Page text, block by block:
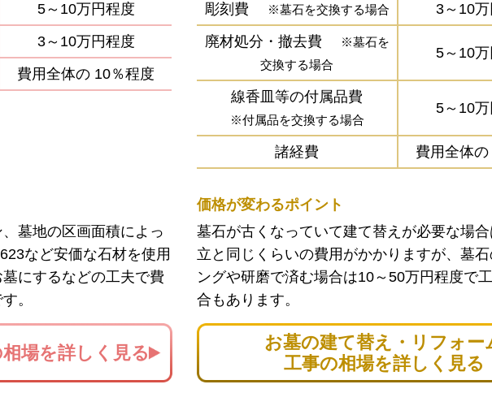
5～10万円程度
3～10万円程度
費用全体の 10％程度
墓地の区画面積によっ
など安価な石材を使用
にするなどの工夫で費
。
相場を詳しく見る
彫刻費
※墓石を交換する場合
3～10
廃材処分・撤去費
※墓石を
交換する場合
5～10
線香皿等の付属品費
※付属品を交換する場合
5～10
諸経費 費用全体の
価格が変わるポイント
墓石が古くなっていて建て替えが必要な場
立と同じくらいの費用がかかりますが、墓
ングや研磨で済む場合は10～50万円程度で
合もあります。
お墓の建て替え・リフォー
工事の相場を詳しく見る